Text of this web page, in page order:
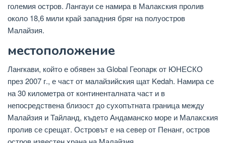
големия остров. Лангауи се намира в Малакския пролив
около 18,6 мили край западния бряг на полуостров
Малайзия.
местоположение
Лангкави, който е обявен за Global Геопарк от ЮНЕСКО
през 2007 г., е част от малайзийския щат Kedah. Намира се
на 30 километра от континенталната част и в
непосредствена близост до сухопътната граница между
Малайзия и Тайланд, където Андаманско море и Малакския
пролив се срещат. Островът е на север от Пенанг, остров